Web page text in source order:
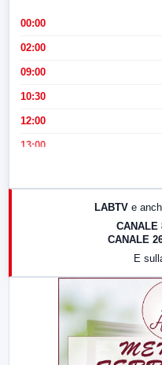
00:00
02:00
09:00
10:30
12:00
13:00
LABTV e
CANALE
CANALE
E